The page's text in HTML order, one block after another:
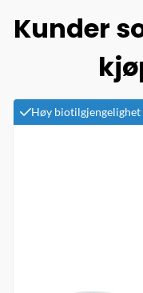
Kunder
Høy biotilgjengelighet